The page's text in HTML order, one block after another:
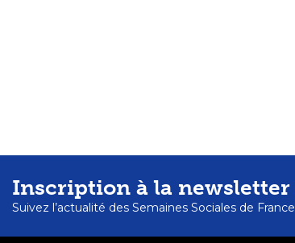
Inscription à la newsletter
Suivez l’actualité des Semaines Sociales de France